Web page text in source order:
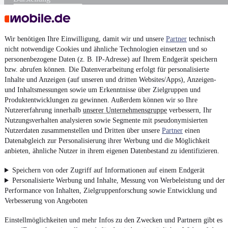
Wir benötigen Ihre Einwilligung, damit wir und unsere Partner technisch
nicht notwendige Cookies und ähnliche Technologien einsetzen und so
personenbezogene Daten (z. B. IP-Adresse) auf Ihrem Endgerät speichern
bzw. abrufen können. Die Datenverarbeitung erfolgt für personalisierte
Inhalte und Anzeigen (auf unseren und dritten Websites/Apps), Anzeigen-
und Inhaltsmessungen sowie um Erkenntnisse über Zielgruppen und
Produktentwicklungen zu gewinnen. Außerdem können wir so Ihre
Nutzererfahrung innerhalb unserer Unternehmensgruppe verbessern, Ihr
Nutzungsverhalten analysieren sowie Segmente mit pseudonymisierten
Nutzerdaten zusammenstellen und Dritten über unsere Partner einen
Datenabgleich zur Personalisierung ihrer Werbung und die Möglichkeit
anbieten, ähnliche Nutzer in ihrem eigenen Datenbestand zu identifizieren.
Speichern von oder Zugriff auf Informationen auf einem Endgerät
Personalisierte Werbung und Inhalte, Messung von Werbeleistung und der
Performance von Inhalten, Zielgruppenforschung sowie Entwicklung und
Verbesserung von Angeboten
Einstellmöglichkeiten und mehr Infos zu den Zwecken und Partnern gibt es